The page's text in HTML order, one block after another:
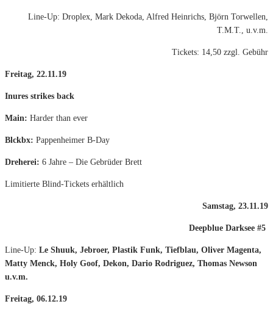
Line-Up: Droplex, Mark Dekoda, Alfred Heinrichs, Björn Torwellen,
T.M.T., u.v.m.
Tickets: 14,50 zzgl. Gebühr
Freitag, 22.11.19
Inures strikes back
Main: Harder than ever
Blckbx: Pappenheimer B-Day
Dreherei: 6 Jahre – Die Gebrüder Brett
Limitierte Blind-Tickets erhältlich
Samstag, 23.11.19
Deepblue Darksee #5
Line-Up: Le Shuuk, Jebroer, Plastik Funk, Tiefblau, Oliver Magenta,
Matty Menck, Holy Goof, Dekon, Dario Rodriguez, Thomas Newson
u.v.m.
Freitag, 06.12.19